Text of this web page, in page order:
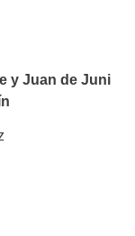
y Juan de Juni